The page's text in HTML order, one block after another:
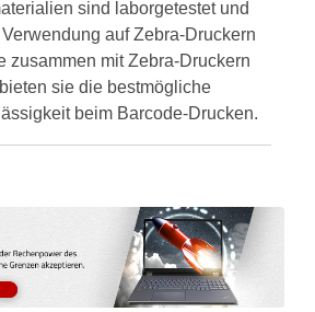
sind laborgetestet und
auf Zebra-Druckern
zusammen mit Zebra-Druckern
sie die bestmögliche
beim Barcode-Drucken.